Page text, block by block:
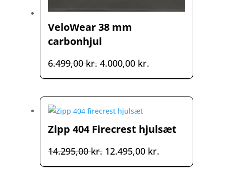
VeloWear 38 mm
carbonhjul
6.499,00kr. Den
oprindelige
6.499,00 kr..
4.000,00 kr.
aktuelle
Zipp 404 Firecrest hjulsæt
14.295,00kr. Den
oprindelige
12.495,00 kr.
aktuelle